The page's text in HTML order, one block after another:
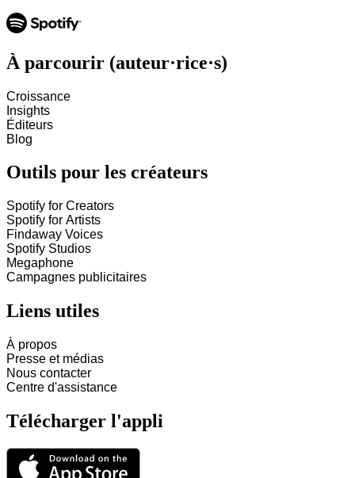
À parcourir (auteur·rice·s)
Croissance
Insights
Éditeurs
Blog
Outils pour les créateurs
Spotify for Creators
Spotify for Artists
Findaway Voices
Spotify Studios
Megaphone
Campagnes publicitaires
Liens utiles
À propos
Presse et médias
Nous contacter
Centre d'assistance
Télécharger l'appli